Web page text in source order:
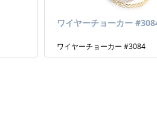
ワイヤーチョーカー
ワイヤーチョーカー #3084